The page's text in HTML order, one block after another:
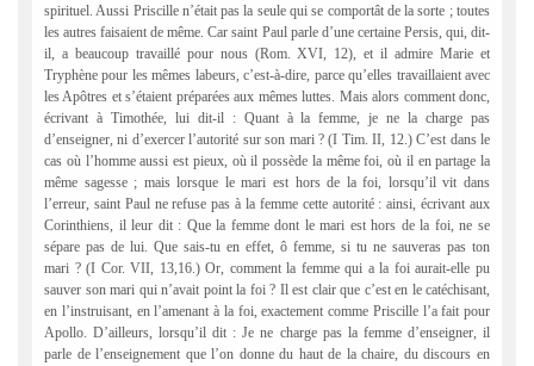
spirituel. Aussi Priscille n’était pas la seule qui se comportât de la sorte ; toutes
les autres faisaient de même. Car saint Paul parle d’une certaine Persis, qui, dit-
il, a beaucoup travaillé pour nous (Rom. XVI, 12), et il admire Marie et
Tryphène pour les mêmes labeurs, c’est-à-dire, parce qu’elles travaillaient avec
les Apôtres et s’étaient préparées aux mêmes luttes. Mais alors comment donc,
écrivant à Timothée, lui dit-il : Quant à la femme, je ne la charge pas
d’enseigner, ni d’exercer l’autorité sur son mari ? (I Tim. II, 12.) C’est dans le
cas où l’homme aussi est pieux, où il possède la même foi, où il en partage la
même sagesse ; mais lorsque le mari est hors de la foi, lorsqu’il vit dans
l’erreur, saint Paul ne refuse pas à la femme cette autorité : ainsi, écrivant aux
Corinthiens, il leur dit : Que la femme dont le mari est hors de la foi, ne se
sépare pas de lui. Que sais-tu en effet, ô femme, si tu ne sauveras pas ton
mari ? (I Cor. VII, 13,16.) Or, comment la femme qui a la foi aurait-elle pu
sauver son mari qui n’avait point la foi ? Il est clair que c’est en le catéchisant,
en l’instruisant, en l’amenant à la foi, exactement comme Priscille l’a fait pour
Apollo. D’ailleurs, lorsqu’il dit : Je ne charge pas la femme d’enseigner, il
parle de l’enseignement que l’on donne du haut de la chaire, du discours en